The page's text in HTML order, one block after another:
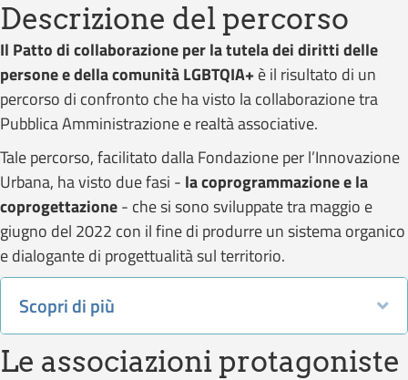
Descrizione del percorso
Il Patto di collaborazione per la tutela dei diritti delle
persone e della comunità LGBTQIA+è il risultato di un
percorso di confronto che ha visto la collaborazione tra
Pubblica Amministrazione e realtà associative.
Tale percorso, facilitato dalla Fondazione per l’Innovazione
Urbana, ha visto due fasi - la coprogrammazione e la
coprogettazione- che si sono sviluppate tra maggio e
giugno del 2022 con il fine di produrre un sistema organico
e dialogante di progettualità sul territorio.
Scopri di più
Le associazioni protagoniste